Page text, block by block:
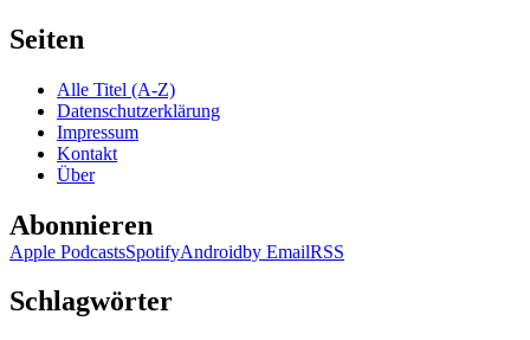
Seiten
Alle Titel (A-Z)
Datenschutzerklärung
Impressum
Kontakt
Über
Abonnieren
Apple PodcastsSpotifyAndroidby EmailRSS
Schlagwörter